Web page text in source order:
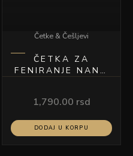
Četke & Češljevi
ČETKA ZA
FENIRANJE NANT
1,790.00 rsd
DODAJ U KORPU